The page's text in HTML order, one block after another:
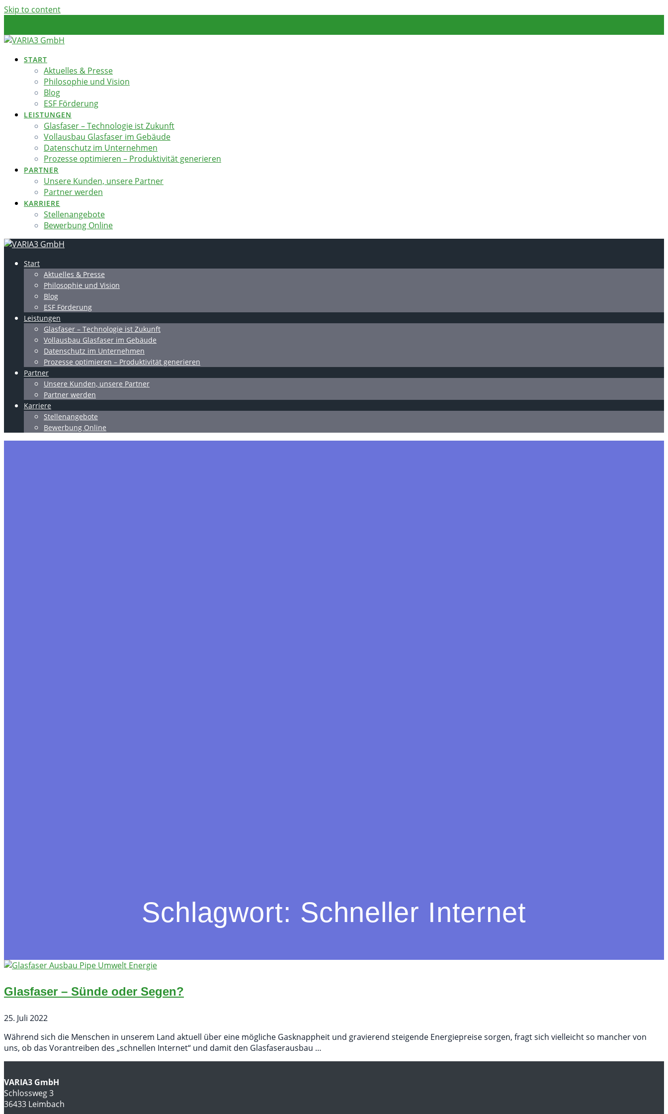
Skip to content
START
Aktuelles & Presse
Philosophie und Vision
Blog
ESF Förderung
LEISTUNGEN
Glasfaser – Technologie ist Zukunft
Vollausbau Glasfaser im Gebäude
Datenschutz im Unternehmen
Prozesse optimieren – Produktivität generieren
PARTNER
Unsere Kunden, unsere Partner
Partner werden
KARRIERE
Stellenangebote
Bewerbung Online
Start
Aktuelles & Presse
Philosophie und Vision
Blog
ESF Förderung
Leistungen
Glasfaser – Technologie ist Zukunft
Vollausbau Glasfaser im Gebäude
Datenschutz im Unternehmen
Prozesse optimieren – Produktivität generieren
Partner
Unsere Kunden, unsere Partner
Partner werden
Karriere
Stellenangebote
Bewerbung Online
Schlagwort: Schneller Internet
Glasfaser – Sünde oder Segen?
25. Juli 2022
Während sich die Menschen in unserem Land aktuell über eine mögliche Gasknappheit und gravierend steigende Energiepreise sorgen, fragt sich vielleicht so mancher von
uns, ob das Vorantreiben des „schnellen Internet“ und damit den Glasfaserausbau …
VARIA3 GmbH
Schlossweg 3
36433 Leimbach